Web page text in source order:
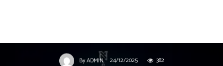
ByADMIN 24/12/2025 382